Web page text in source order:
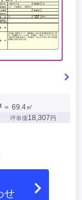
＝ 69.4㎡
坪単価18,307円
せ